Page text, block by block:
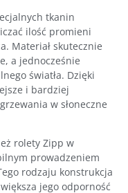
tkanin
ilość promieni
Materiał skutecznie
a jednocześnie
światła. Dzięki
i bardziej
w słoneczne
rolety Zipp w
prowadzeniem
rodzaju konstrukcja
jego odporność